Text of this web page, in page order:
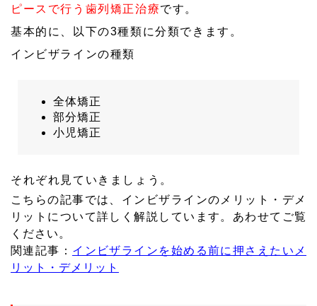
ピースで行う歯列矯正治療です。
基本的に、以下の3種類に分類できます。
インビザラインの種類
全体矯正
部分矯正
小児矯正
それぞれ見ていきましょう。
こちらの記事では、インビザラインのメリット・デメ
リットについて詳しく解説しています。あわせてご覧
ください。
関連記事： インビザラインを始める前に押さえたいメ
リット・デメリット